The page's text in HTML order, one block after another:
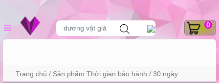
to
content
0
kiếm
sản
dương vật giả
Trang chủ / Sản phẩm Thời gian bảo hành / 30 ngày